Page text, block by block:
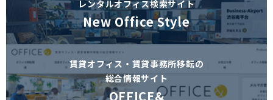
レンタルオフィス検索サイト
New Office Style
賃貸オフィス・賃貸事務所移転の
総合情報サイト
OFFICE&